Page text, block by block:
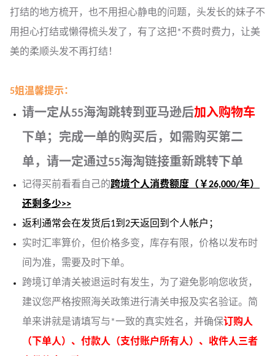
打结的地方梳开，也不用担心静电的问题，头发长的妹子不
用担心打结或懒得梳头发了，有了这把*不费时费力，让美
美的柔顺头发不再打结！
5姐温馨提示：
请一定从55海淘跳转到亚马逊后加入购物车
下单；完成一单的购买后，如需购买第二
单，请一定通过55海淘链接重新跳转下单
记得买前看看自己的跨境个人消费额度（￥26,000/年）
还剩多少>>
返利通常会在发货后1到2天返回到个人帐户；
实时汇率算价，但价格多变，库存有限，价格以发布时
间为准，需要及时下单。
跨境订单清关被退运时有发生，为了避免影响您收货，
建议您严格按照海关政策进行清关申报及实名验证。简
单来讲就是请填写与*一致的真实姓名，并确保订购人
（下单人）、付款人（支付账户所有人）、收件人三者